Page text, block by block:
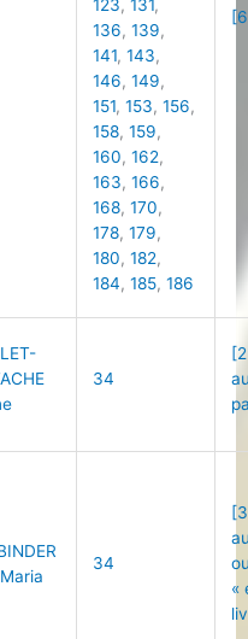
123,131,
136,139,
141,143,
146,149,
151,153,156,
158,159,
160,162,
163,166,
168,170,
178,179,
180,182,
184,185,186
34
34
«